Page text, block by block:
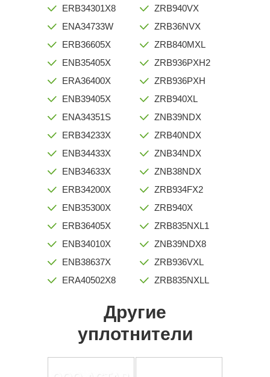
ERB34301X8
ENA34733W
ERB36605X
ENB35405X
ERA36400X
ENB39405X
ENA34351S
ERB34233X
ENB34433X
ENB34633X
ERB34200X
ENB35300X
ERB36405X
ENB34010X
ENB38637X
ERA40502X8
ZRB940VX
ZRB36NVX
ZRB840MXL
ZRB936PXH2
ZRB936PXH
ZRB940XL
ZNB39NDX
ZRB40NDX
ZNB34NDX
ZNB38NDX
ZRB934FX2
ZRB940X
ZRB835NXL1
ZNB39NDX8
ZRB936VXL
ZRB835NXLL
Другие
уплотнители